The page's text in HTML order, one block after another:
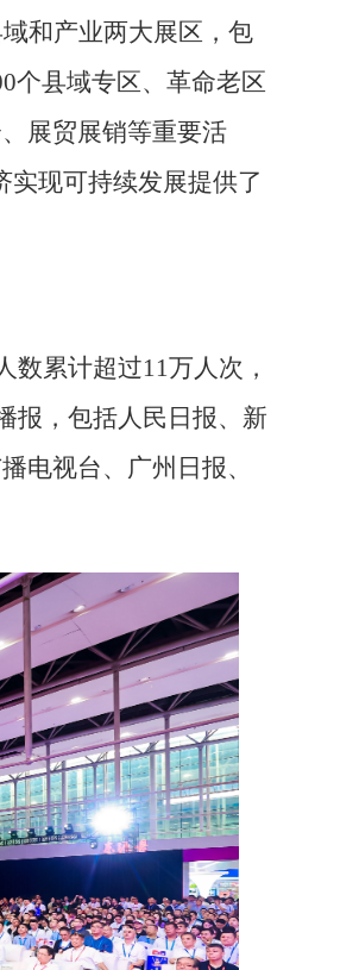
和产业两大展区，包
个县域专区、革命老区
展贸展销等重要活
实现可持续发展提供了
数累计超过11万人次 ，
报，包括人民日报、新
电视台、广州日报、